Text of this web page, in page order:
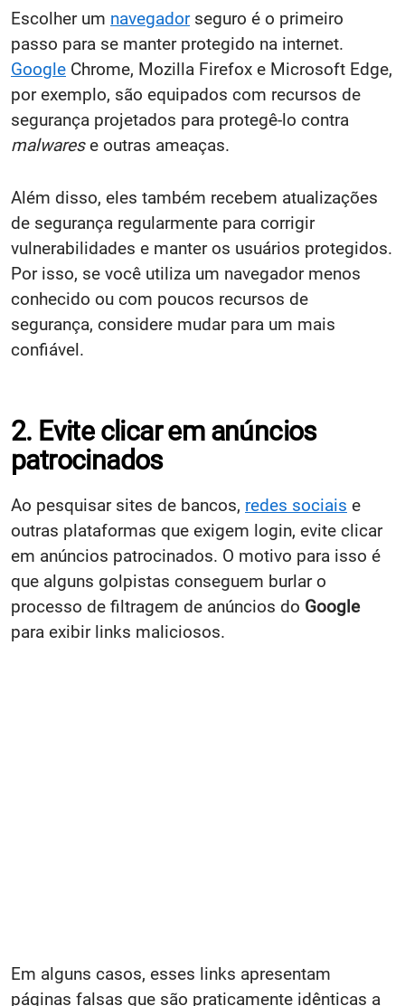
Escolher um navegadorseguro é o primeiro
passo para se manter protegido na internet.
Google Chrome, Mozilla Firefox e Microsoft Edge,
por exemplo, são equipados com recursos de
segurança projetados para protegê-lo contra
malwarese outras ameaças.
Além disso, eles também recebem atualizações
de segurança regularmente para corrigir
vulnerabilidades e manter os usuários protegidos.
Por isso, se você utiliza um navegador menos
conhecido ou com poucos recursos de
segurança, considere mudar para um mais
confiável.
2. Evite clicar em anúncios
patrocinados
Ao pesquisar sites de bancos, redes sociais e
outras plataformas que exigem login, evite clicar
em anúncios patrocinados. O motivo para isso é
que alguns golpistas conseguem burlar o
processo de filtragem de anúncios do Google
para exibir links maliciosos.
Em alguns casos, esses links apresentam
páginas falsas que são praticamente idênticas a